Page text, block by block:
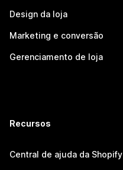
Design da loja
Marketing e conversão
Gerenciamento de loja
Recursos
Central de ajuda da Shopify